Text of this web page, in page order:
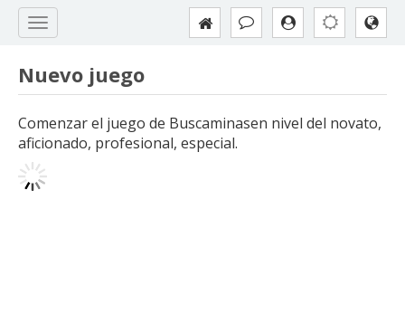
Nuevo juego
Comenzar el juego de Buscaminasen nivel del novato,
aficionado, profesional, especial.